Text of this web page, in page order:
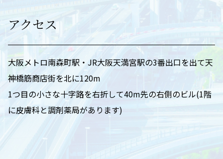
アクセス
大阪メトロ南森町駅・JR大阪天満宮駅の3番出口を出て天
神橋筋商店街を北に120m
1つ目の小さな十字路を右折して40m先の右側のビル(1階
に皮膚科と調剤薬局があります)